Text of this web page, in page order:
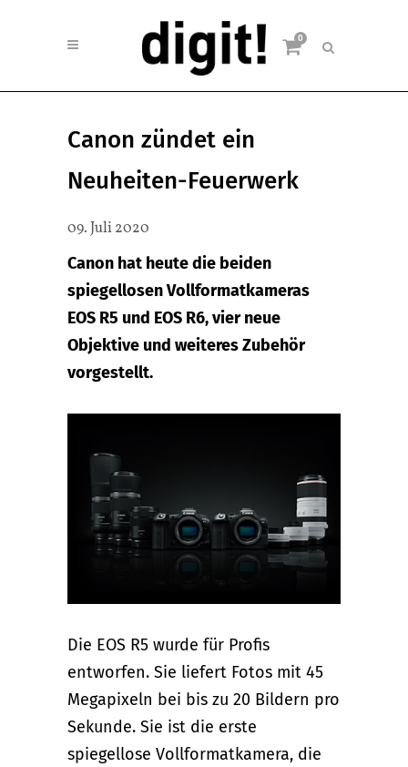
0
Canon zündet ein
Neuheiten-Feuerwerk
09. Juli 2020
Canon hat heute die beiden
spiegellosen Vollformatkameras
EOS R5 und EOS R6, vier neue
Objektive und weiteres Zubehör
vorgestellt.
Die EOS R5 wurde für Profis
entworfen. Sie liefert Fotos mit 45
Megapixeln bei bis zu 20 Bildern pro
Sekunde. Sie ist die erste
spiegellose Vollformatkamera, die